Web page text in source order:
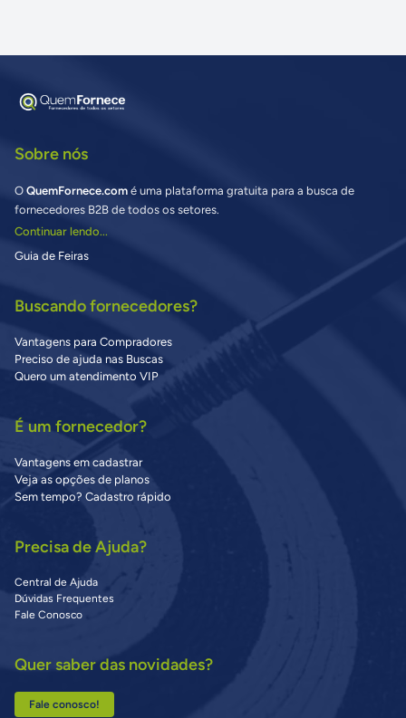
Sobre nós
O QuemFornece.com é uma plataforma gratuita para a busca de
fornecedores B2B de todos os setores.
Continuar lendo...
Guia de Feiras
Buscando fornecedores?
Vantagens para Compradores
Preciso de ajuda nas Buscas
Quero um atendimento VIP
É um fornecedor?
Vantagens em cadastrar
Veja as opções de planos
Sem tempo? Cadastro rápido
Precisa de Ajuda?
Central de Ajuda
Dúvidas Frequentes
Fale Conosco
Quer saber das novidades?
Fale conosco!